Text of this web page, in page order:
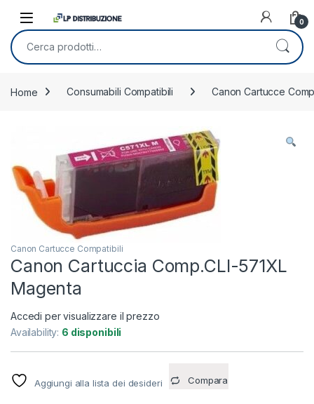
0
Cerca:
Home Consumabili Compatibili Canon Cartucce
Canon Cartucce Compatibili
Canon Cartuccia Comp.CLI-571XL
Magenta
Accedi per visualizzare il prezzo
Availability: 6 disponibili
Aggiungi alla lista dei desideri Compara